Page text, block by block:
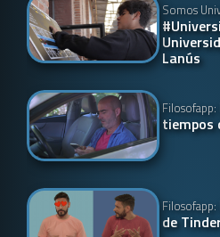
Somos
Lanús
Filosofapp:
tiempos
Filosofapp:
de